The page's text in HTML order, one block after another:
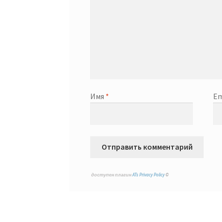
Имя *
доступен плагинATs Privacy Policy©